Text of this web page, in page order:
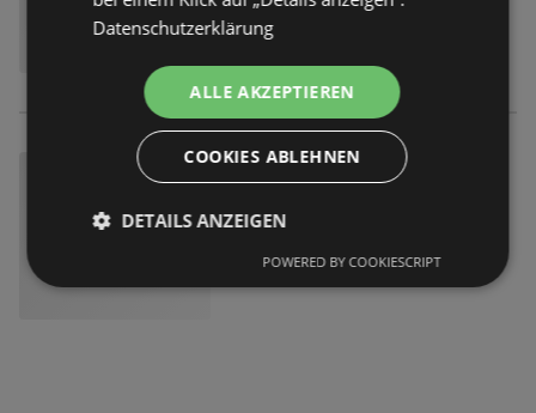
Datenschutzerklärung
ALLE AKZEPTIEREN
COOKIES ABLEHNEN
DETAILS ANZEIGEN
POWERED BY COOKIESCRIPT